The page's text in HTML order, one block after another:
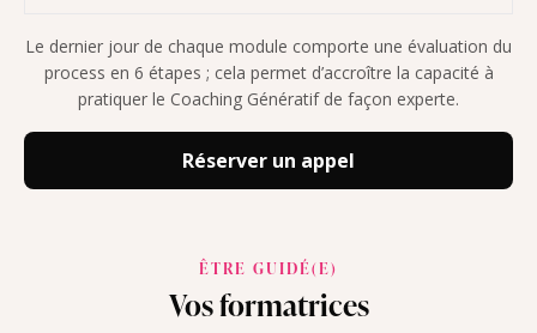
Le dernier jour de chaque module comporte une évaluation du
process en 6 étapes ; cela permet d’accroître la capacité à
pratiquer le Coaching Génératif de façon experte.
Réserver un appel
ÊTRE GUIDÉ(E)
Vos formatrices